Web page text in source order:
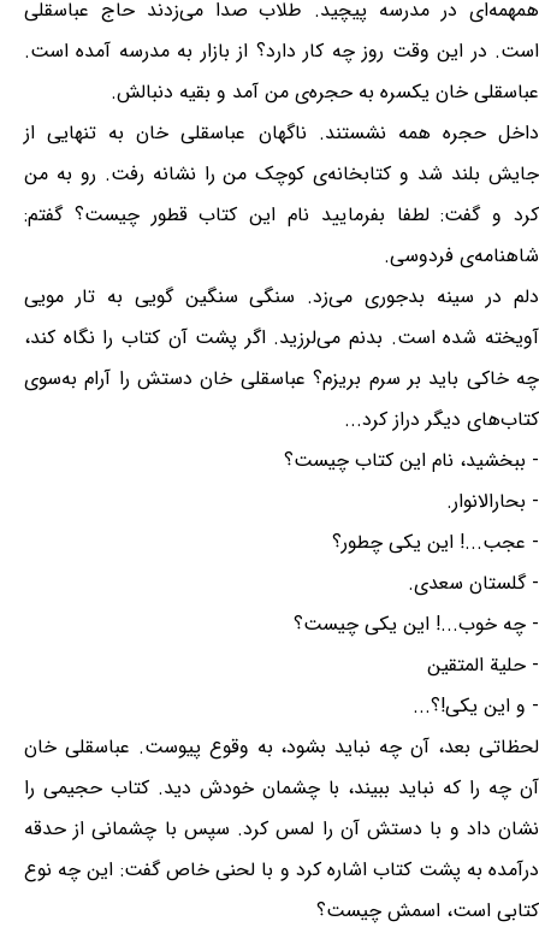
همهمه‌ای در مدرسه پیچید. طلاب صدا می‌زدند حاج عباسقلی
است. در این وقت روز چه کار دارد؟ از بازار به مدرسه آمده است.
عباسقلی خان یکسره به حجره‌ی من آمد و بقیه دنبالش.
داخل حجره همه نشستند. ناگهان عباسقلی خان به تنهایی از
جایش بلند شد و کتابخانه‌ی کوچک من را نشانه رفت. رو به من
کرد و گفت: لطفا بفرمایید نام این کتاب قطور چیست؟ گفتم:
شاهنامه‌ی فردوسی.
دلم در سینه بدجوری می‌زد. سنگی سنگین گویی به تار مویی
آویخته شده است. بدنم می‌لرزید. اگر پشت آن کتاب را نگاه کند،
چه خاکی باید بر سرم بریزم؟ عباسقلی خان دستش را آرام به‌سوی
کتاب‌های دیگر دراز کرد...
- ببخشید، نام این کتاب چیست؟
- بحارالانوار.
- عجب...! این یکی چطور؟
- گلستان سعدی.
- چه خوب...! این یکی چیست؟
- حلیة المتقین
- و این یکی!؟...
لحظاتی بعد، آن چه نباید بشود، به وقوع پیوست. عباسقلی خان
آن چه را که نباید ببیند، با چشمان خودش دید. کتاب حجیمی را
نشان داد و با دستش آن را لمس کرد. سپس با چشمانی از حدقه
درآمده به پشت کتاب اشاره کرد و با لحنی خاص گفت: این چه نوع
کتابی است، اسمش چیست؟